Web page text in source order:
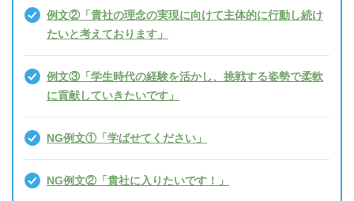
例文②「貴社の理念の実現に向けて主体的に行動し続け
たいと考えております」
例文③「学生時代の経験を活かし、挑戦する姿勢で柔軟
に貢献していきたいです」
NG例文①「学ばせてください」
NG例文②「貴社に入りたいです！」